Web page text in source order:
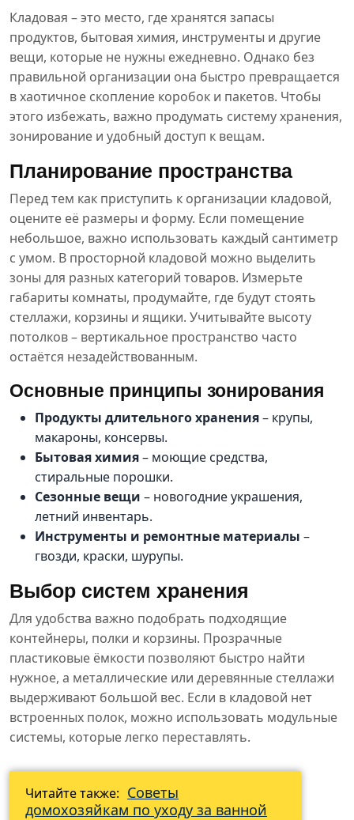
Кладовая – это место, где хранятся запасы
продуктов, бытовая химия, инструменты и другие
вещи, которые не нужны ежедневно. Однако без
правильной организации она быстро превращается
в хаотичное скопление коробок и пакетов. Чтобы
этого избежать, важно продумать систему хранения,
зонирование и удобный доступ к вещам.
Планирование пространства
Перед тем как приступить к организации кладовой,
оцените её размеры и форму. Если помещение
небольшое, важно использовать каждый сантиметр
с умом. В просторной кладовой можно выделить
зоны для разных категорий товаров. Измерьте
габариты комнаты, продумайте, где будут стоять
стеллажи, корзины и ящики. Учитывайте высоту
потолков – вертикальное пространство часто
остаётся незадействованным.
Основные принципы зонирования
Продукты длительного хранения– крупы,
макароны, консервы.
Бытовая химия– моющие средства,
стиральные порошки.
Сезонные вещи – новогодние украшения,
летний инвентарь.
Инструменты и ремонтные материалы –
гвозди, краски, шурупы.
Выбор систем хранения
Для удобства важно подобрать подходящие
контейнеры, полки и корзины. Прозрачные
пластиковые ёмкости позволяют быстро найти
нужное, а металлические или деревянные стеллажи
выдерживают большой вес. Если в кладовой нет
встроенных полок, можно использовать модульные
системы, которые легко переставлять.
Читайте также: Советы
домохозяйкам по уходу за ванной